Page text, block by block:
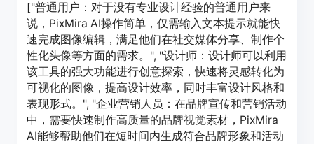
["普通用户：对于没有专业设计经验的普通用户来
说，PixMira AI操作简单，仅需输入文本提示就能快
速完成图像编辑，满足他们在社交媒体分享、制作个
性化头像等方面的需求。", "设计师：设计师可以利用
该工具的强大功能进行创意探索，快速将灵感转化为
可视化的图像，提高设计效率，同时丰富设计风格和
表现形式。", "企业营销人员：在品牌宣传和营销活动
中，需要快速制作高质量的品牌视觉素材，PixMira
AI能够帮助他们在短时间内生成符合品牌形象和活动